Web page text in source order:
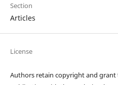
Section
Articles
License
Authors retain copyright and